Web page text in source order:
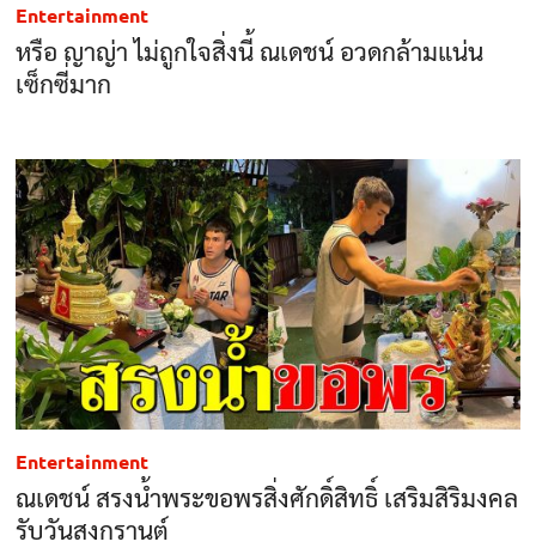
Entertainment
หรือ ญาญ่า ไม่ถูกใจสิ่งนี้ ณเดชน์ อวดกล้ามแน่น
เซ็กซี่มาก
Entertainment
ณเดชน์ สรงน้ำพระขอพรสิ่งศักดิ์สิทธิ์ เสริมสิริมงคล
รับวันสงกรานต์